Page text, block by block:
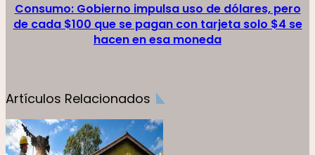
Consumo: Gobierno impulsa uso de dólares, pero
de cada $100 que se pagan con tarjeta solo $4 se
hacen en esa moneda
Artículos Relacionados